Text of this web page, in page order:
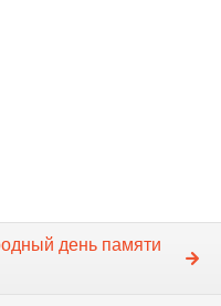
день памяти